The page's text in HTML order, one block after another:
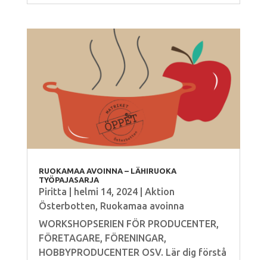
RUOKAMAA AVOINNA – LÄHIRUOKA
TYÖPAJASARJA
Piritta helmi 14, 2024| Aktion
Österbotten, Ruokamaa avoinna
WORKSHOPSERIEN FÖR PRODUCENTER,
FÖRETAGARE, FÖRENINGAR,
HOBBYPRODUCENTER OSV. Lär dig förstå